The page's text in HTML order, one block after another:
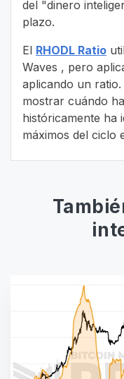
del "dinero
plazo.
El RHODL Ratio
Waves , pero
aplicando un
mostrar cuándo
históricamente ha
máximos del ciclo